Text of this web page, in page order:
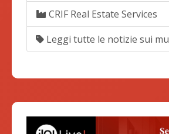
CRIF Real Estate Services
Leggi tutte le notizie sui